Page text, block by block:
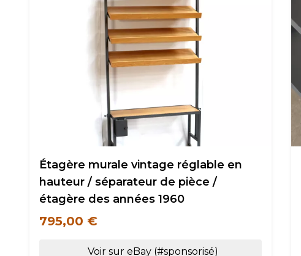
Étagère murale vintage réglable en
hauteur / séparateur de pièce /
étagère des années 1960
795,00 €
Voir sur eBay (#sponsorisé)